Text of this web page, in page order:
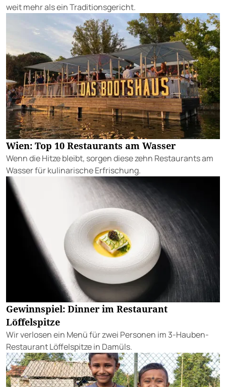
weit mehr als ein Traditionsgericht.
Wien: Top 10 Restaurants am Wasser
Wenn die Hitze bleibt, sorgen diese zehn Restaurants am
Wasser für kulinarische Erfrischung.
Gewinnspiel: Dinner im Restaurant
Löffelspitze
Wir verlosen ein Menü für zwei Personen im 3-Hauben-
Restaurant Löffelspitze in Damüls.